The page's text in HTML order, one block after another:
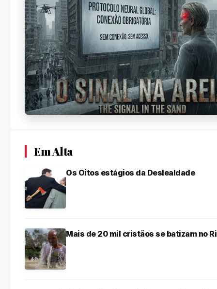
Em Alta
Os Oitos estágios da Deslealdade
Mais de 20 mil cristãos se batizam no